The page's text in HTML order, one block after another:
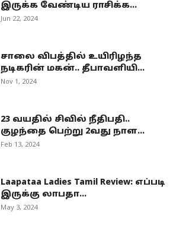
இருக்க வேண்டிய ராசிக்க...
Jun 22, 2024
சாலை விபத்தில் உயிரிழந்த
நடிகரின் மகன்.. தீபாவளியி...
Nov 1, 2024
23 வயதில் சிவில் நீதிபதி..
குழந்தை பெற்று 2வது நாள...
Feb 13, 2024
Laapataa Ladies Tamil Review: எப்படி
இருக்கு லாபதா...
May 3, 2024